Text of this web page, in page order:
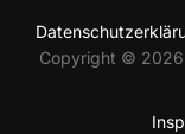
Copyright © 2026